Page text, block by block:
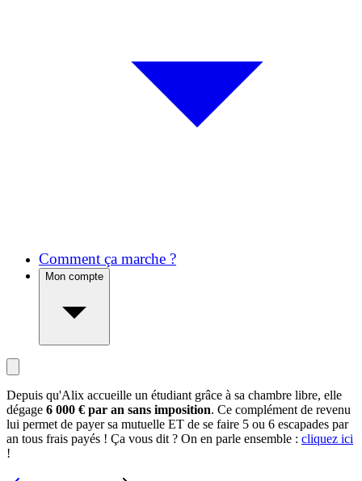
Comment ça marche ?
Mon compte
Depuis qu'Alix accueille un étudiant grâce à sa chambre libre, elle
dégage 6 000 € par an sans imposition. Ce complément de revenu
lui permet de payer sa mutuelle ET de se faire 5 ou 6 escapades par
an tous frais payés ! Ça vous dit ? On en parle ensemble : cliquez ici
!